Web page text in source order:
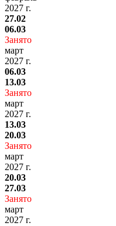
2027 г.
27.02
06.03
Занято
март
2027 г.
06.03
13.03
Занято
март
2027 г.
13.03
20.03
Занято
март
2027 г.
20.03
27.03
Занято
март
2027 г.